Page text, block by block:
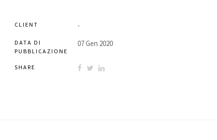
CLIENT -
DATA DI
PUBBLICAZIONE
07 Gen 2020
SHARE